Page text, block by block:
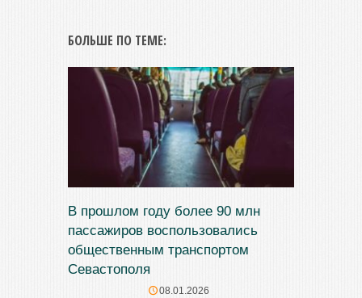
БОЛЬШЕ ПО ТЕМЕ:
В прошлом году более 90 млн
пассажиров воспользовались
общественным транспортом
Севастополя
08.01.2026